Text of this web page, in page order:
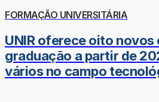
FORMAÇÃO UNIVERSITÁRIA
UNIR oferece oito novos
graduação a partir de
vários no campo